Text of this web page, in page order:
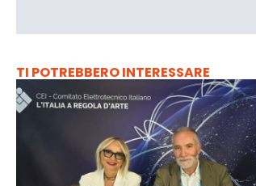
TI POTREBBERO INTERESSARE